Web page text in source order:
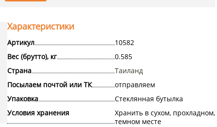
Характеристики
Артикул
10582
Вес (брутто), кг
0.585
Страна
Таиланд
Посылаем почтой или ТК
отправляем
Упаковка
Стеклянная бутылка
Условия хранения
Хранить в сухом, прохладном,
темном месте